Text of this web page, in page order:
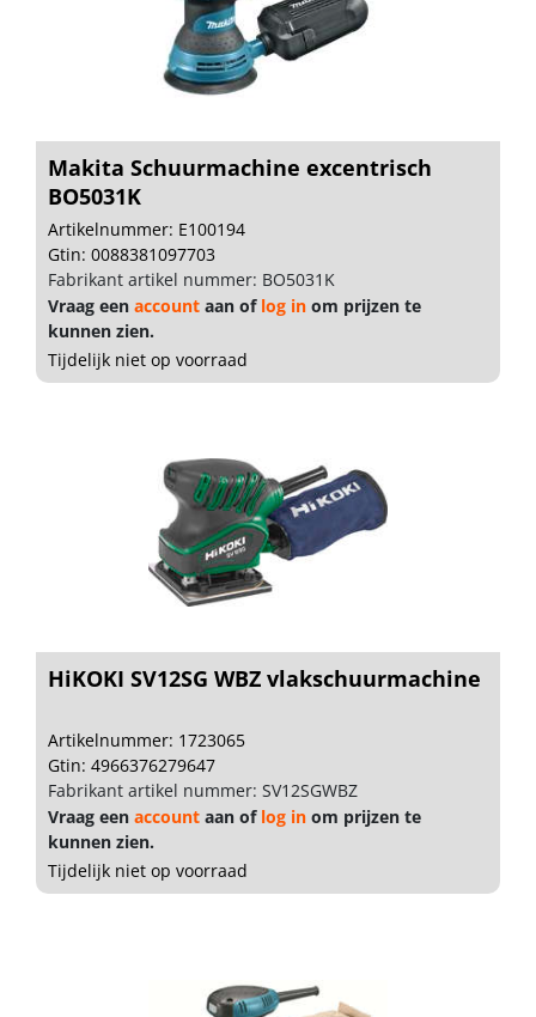
Makita Schuurmachine excentrisch
BO5031K
Artikelnummer: E100194
Gtin: 0088381097703
Fabrikant artikel nummer: BO5031K
Vraag een account aan of log in om prijzen te
kunnen zien.
Tijdelijk niet op voorraad
HiKOKI SV12SG WBZ vlakschuurmachine
Artikelnummer: 1723065
Gtin: 4966376279647
Fabrikant artikel nummer: SV12SGWBZ
Vraag een account aan of log in om prijzen te
kunnen zien.
Tijdelijk niet op voorraad